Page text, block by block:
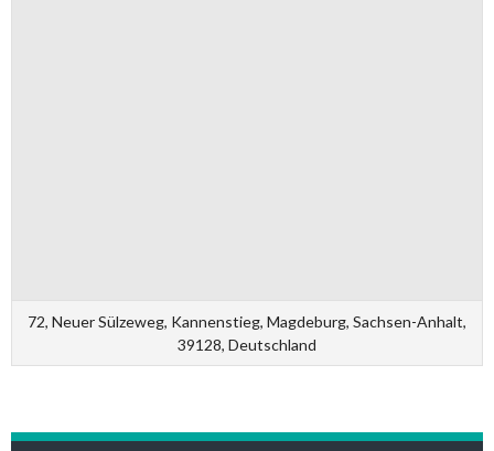
72, Neuer Sülzeweg, Kannenstieg, Magdeburg, Sachsen-Anhalt,
39128, Deutschland